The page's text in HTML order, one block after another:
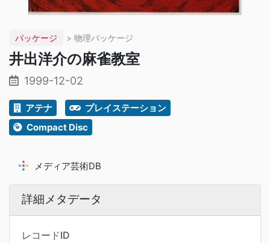
パッケージ > 物理パッケージ
井出洋介の麻雀教室
1999-12-02
アテナ
プレイステーション
Compact Disc
メディア芸術DB
詳細メタデータ
レコードID